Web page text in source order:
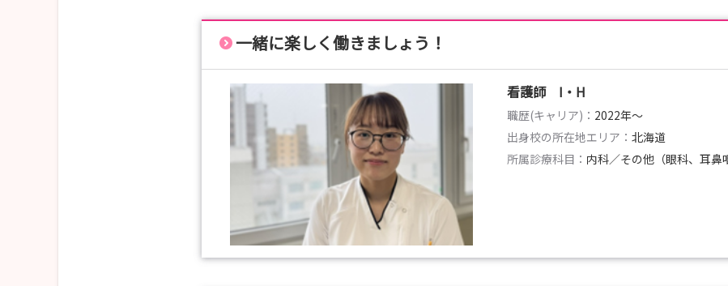
一緒に楽しく働きましょう！
看護師 I・H
職歴(キャリア)： 2022年〜
出身校の所在地エリア： 北海道
所属診療科目： 内科／その他（眼科、耳鼻